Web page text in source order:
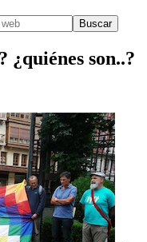
¿quiénes son..?